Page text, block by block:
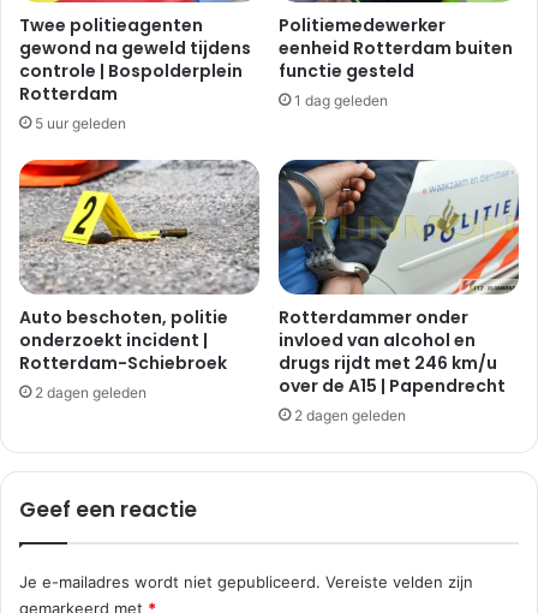
Twee politieagenten
gewond na geweld tijdens
controle | Bospolderplein
Rotterdam
5 uur geleden
Politiemedewerker
eenheid Rotterdam buiten
functie gesteld
1 dag geleden
Auto beschoten, politie
onderzoekt incident |
Rotterdam-Schiebroek
2 dagen geleden
Rotterdammer onder
invloed van alcohol en
drugs rijdt met 246 km/u
over de A15 | Papendrecht
2 dagen geleden
Geef een reactie
Je e-mailadres wordt niet gepubliceerd. Vereiste velden zijn
gemarkeerd met *